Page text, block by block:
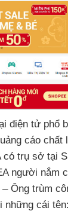
điện tử phổ
cáo chất
trụ sở tại
người nắm
Ông trùm
những cái